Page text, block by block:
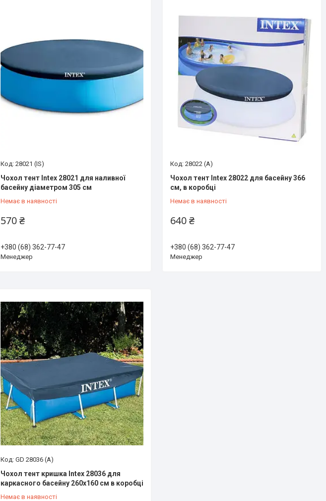
28021 (IS)
Чохол тент Intex 28021 для наливної
басейну діаметром 305 см
Немає в наявності
570 ₴
+380 (68) 362-77-47
Менеджер
28022 (А)
Чохол тент Intex 28022 для басейну 366
см, в коробці
Немає в наявності
640 ₴
+380 (68) 362-77-47
Менеджер
GD 28036 (A)
Чохол тент кришка Intex 28036 для
каркасного басейну 260х160 см в коробці
Немає в наявності